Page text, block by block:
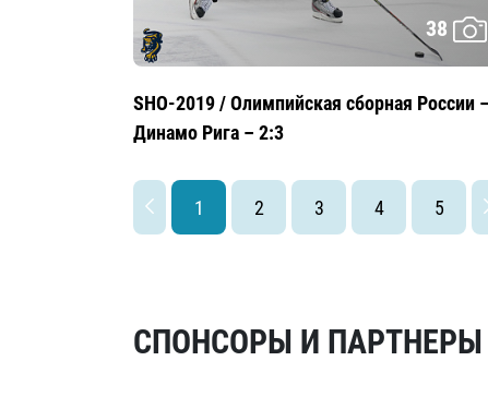
38
SHO-2019 / Олимпийская сборная России –
Динамо Рига – 2:3
1 2 3 4 5
СПОНСОРЫ И ПАРТНЕРЫ